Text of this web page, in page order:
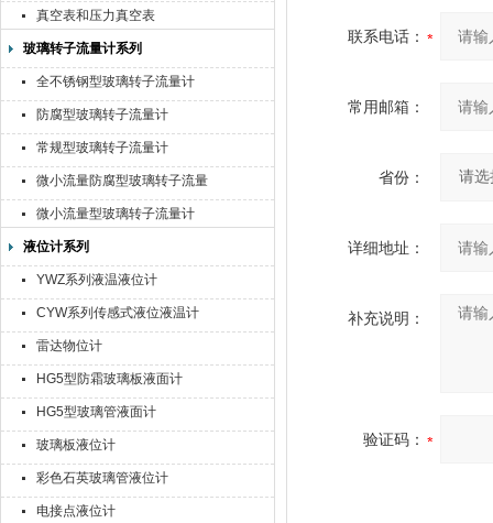
真空表和压力真空表
玻璃转子流量计系列
全不锈钢型玻璃转子流量计
防腐型玻璃转子流量计
常规型玻璃转子流量计
微小流量防腐型玻璃转子流量
计
微小流量型玻璃转子流量计
液位计系列
YWZ系列液温液位计
CYW系列传感式液位液温计
雷达物位计
HG5型防霜玻璃板液面计
HG5型玻璃管液面计
玻璃板液位计
彩色石英玻璃管液位计
电接点液位计
联系电话：
常用邮箱：
省份：
详细地址：
补充说明：
验证码：